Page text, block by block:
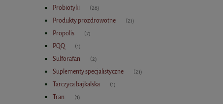
Probiotyki (26)
Produkty prozdrowotne (21)
Propolis (7)
PQQ (1)
Sulforafan (2)
Suplementy specjalistyczne (21)
Tarczyca bajkalska (1)
Tran (1)